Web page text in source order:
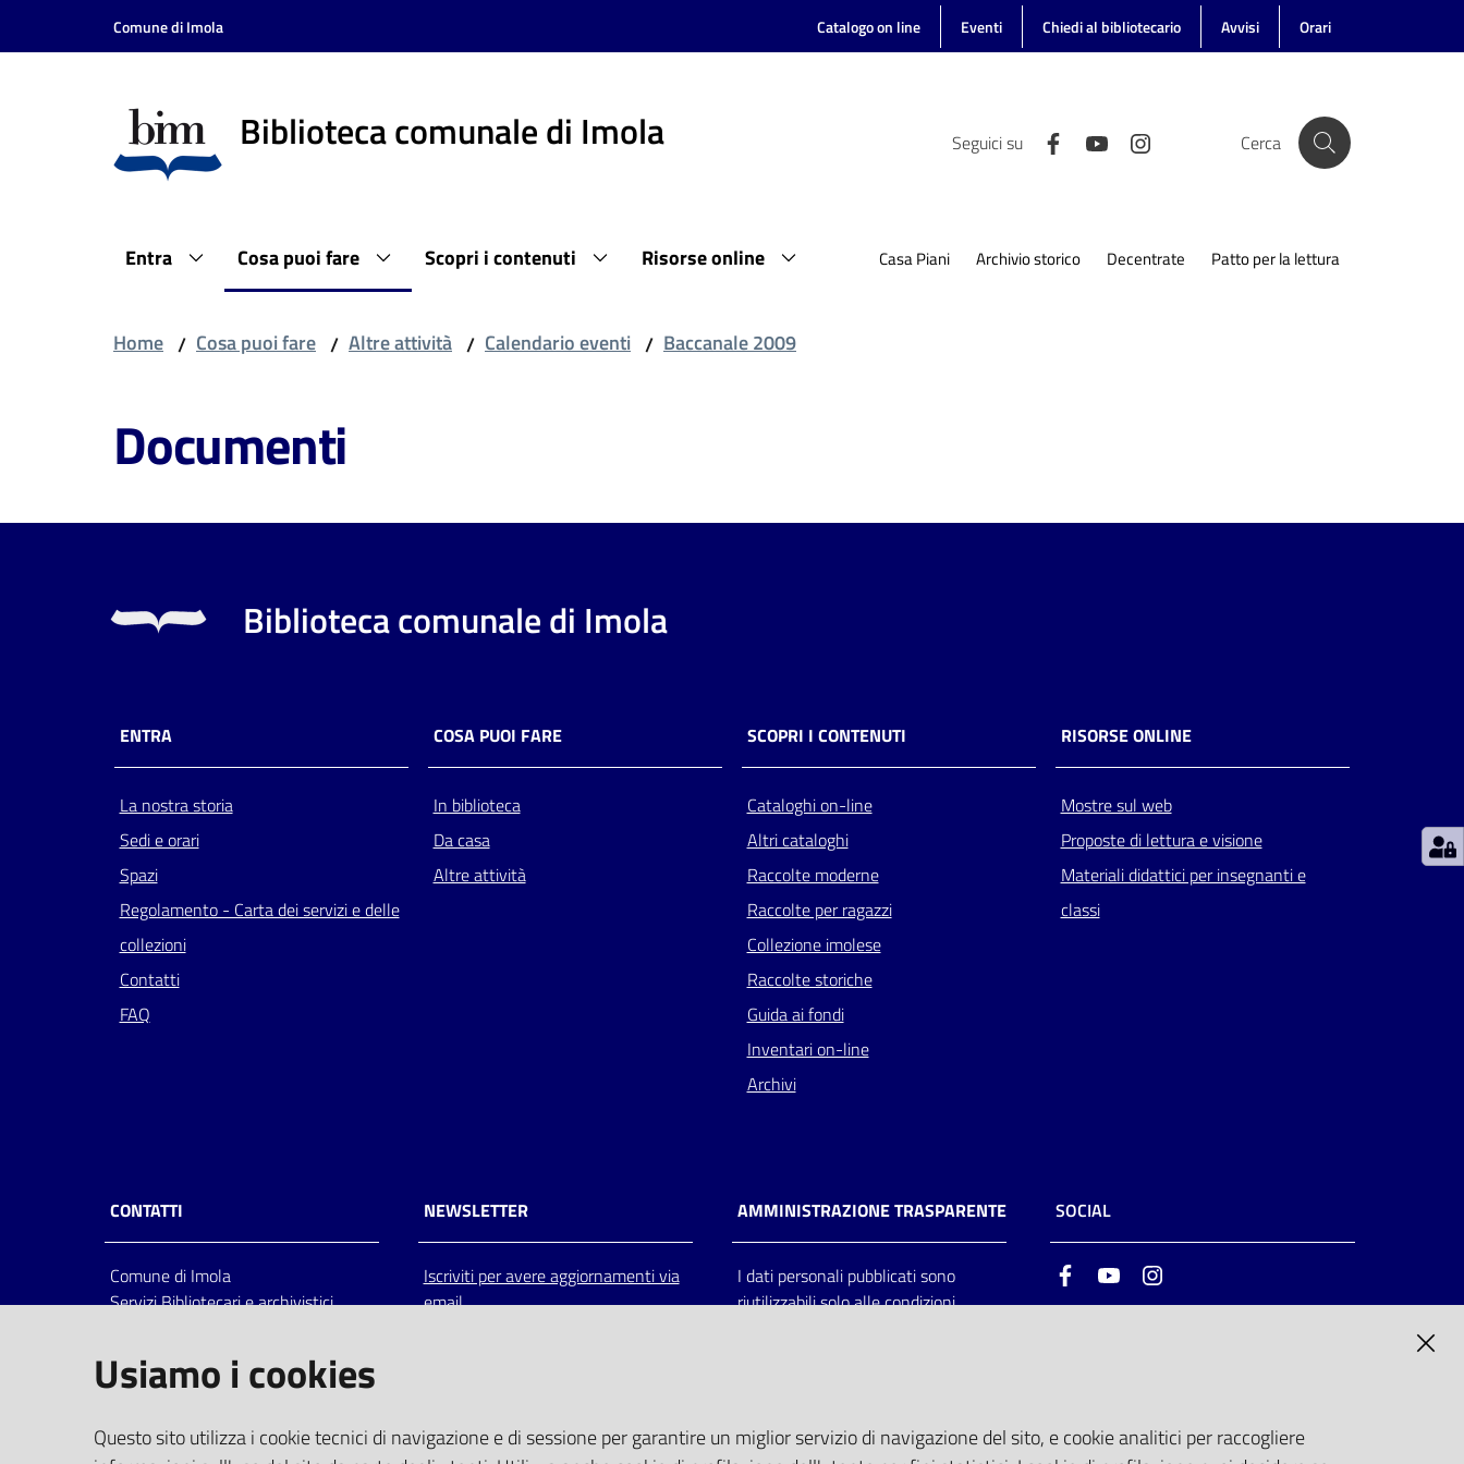
Vai al contenuto
Vai alla navigazione
Comune di Imola Catalogo on line Eventi Chiedi al bibliotecario Avvisi Orari
Biblioteca comunale di Imola Seguici su Cerca
Entra Cosa puoi fare Scopri i contenuti Risorse online Casa Piani Archivio storico Decentrate Patto per la lettura
Home / Cosa puoi fare / Altre attività / Calendario eventi / Baccanale 2009
Documenti
Biblioteca comunale di Imola
ENTRA
La nostra storia
Sedi e orari
Spazi
Regolamento - Carta dei servizi e delle
collezioni
Contatti
FAQ
COSA PUOI FARE
In biblioteca
Da casa
Altre attività
SCOPRI I CONTENUTI
Cataloghi on-line
Altri cataloghi
Raccolte moderne
Raccolte per ragazzi
Collezione imolese
Raccolte storiche
Guida ai fondi
Inventari on-line
Archivi
RISORSE ONLINE
Mostre sul web
Proposte di lettura e visione
Materiali didattici per insegnanti e
classi
CONTATTI
Comune di Imola
Servizi Bibliotecari e archivistici
Italia
centralino: tel 0542.6026.36 fax
bim@comune.imola.bo.it
PEC
NEWSLETTER
Iscriviti per avere aggiornamenti via
email
AMMINISTRAZIONE TRASPARENTE
I dati personali pubblicati sono
riutilizzabili solo alle condizioni
SOCIAL
FacebookYoutube
Usiamo i cookies
Questo sito utilizza i cookie tecnici di navigazione e di sessione per garantire un miglior servizio di navigazione del sito, e cookie analitici per raccogliere